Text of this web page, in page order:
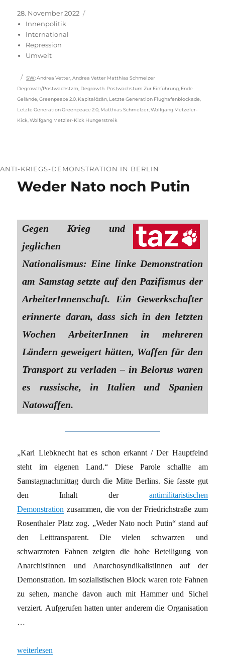
Veröffentlicht
am
28. November 2022
Innenpolitik
International
Repression
Umwelt
Schlagwörter
SW: Andrea Vetter,Andrea Vetter Matthias Schmelzer
Degrowth/Postwachstzm, Degrowth. Postwachstum Zur Einführung, Ende
Gelände,Greenpeace 2.0, Kapitalözän, Letzte Generation Flughafenblockade,
Letzte Generation Greenpeace 2.0, Matthias Schmelzer,Wolfgang Metzeler-
Kick,Wolfgang Metzler-Kick Hungerstreik
ANTI-KRIEGS-DEMONSTRATION IN BERLIN
Weder Nato noch Putin
Gegen Krieg und
jeglichen
Nationalismus: Eine linke Demonstration
am Samstag setzte auf den Pazifismus der
ArbeiterInnenschaft. Ein Gewerkschafter
erinnerte daran, dass sich in den letzten
Wochen ArbeiterInnen in mehreren
Ländern geweigert hätten, Waffen für den
Transport zu verladen – in Belorus waren
es russische, in Italien und Spanien
Natowaffen.
„Karl Liebknecht hat es schon erkannt / Der Hauptfeind
steht im eigenen Land.“ Diese Parole schallte am
Samstagnachmittag durch die Mitte Berlins. Sie fasste gut
den Inhalt der antimilitaristischen
Demonstration zusammen, die von der Friedrichstraße zum
Rosenthaler Platz zog. „Weder Nato noch Putin“ stand auf
den Leittransparent. Die vielen schwarzen und
schwarzroten Fahnen zeigten die hohe Beteiligung von
AnarchistInnen und AnarchosyndikalistInnen auf der
Demonstration. Im sozialistischen Block waren rote Fahnen
zu sehen, manche davon auch mit Hammer und Sichel
verziert. Aufgerufen hatten unter anderem die Organisation
…
„Weder Nato noch Putin“
weiterlesen